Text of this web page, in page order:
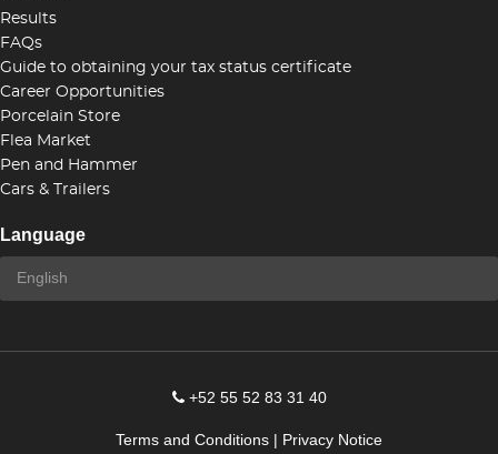
Results
FAQs
Guide to obtaining your tax status certificate
Career Opportunities
Porcelain Store
Flea Market
Pen and Hammer
Cars & Trailers
Language
+52 55 52 83 31 40
Terms and Conditions | Privacy Notice